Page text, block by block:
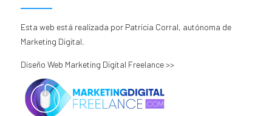
Esta web está realizada por Patricia Corral, autónoma de
Marketing Digital.
Diseño Web Marketing Digital Freelance >>